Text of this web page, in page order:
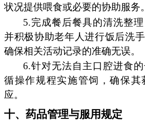
状况提供喂食或必要的协助服务。
5.完成餐后餐具的清洗整
并积极协助老年人进行饭后洗
确保相关活动记录的准确无误。
6.针对无法自主口腔进食
循操作规程实施管饲，确保其
应。
十、药品管理与服用规定